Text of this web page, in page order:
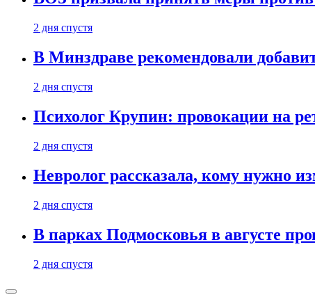
2 дня спустя
В Минздраве рекомендовали
2 дня спустя
Психолог Крупин: провокации на
2 дня спустя
Невролог рассказала, кому нужно
2 дня спустя
В парках Подмосковья в августе
2 дня спустя